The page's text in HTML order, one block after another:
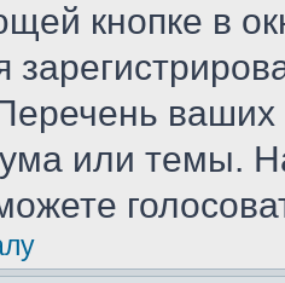
кнопке в
ваших
или темы.